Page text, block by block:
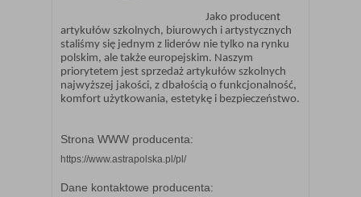
Jako producent
artykułów szkolnych, biurowych i artystycznych
staliśmy się jednym z liderów nie tylko na rynku
polskim, ale także europejskim. Naszym
priorytetem jest sprzedaż artykułów szkolnych
najwyższej jakości, z dbałością o funkcjonalność,
komfort użytkowania, estetykę i bezpieczeństwo.
Strona WWW producenta:
https://www.astrapolska.pl/pl/
Dane kontaktowe producenta: